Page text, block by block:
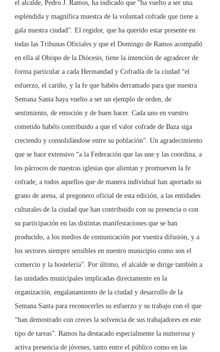
el alcalde, Pedro J. Ramos, ha indicado que “ha vuelto a ser una
espléndida y magnífica muestra de la voluntad cofrade que tiene a
gala nuestra ciudad”. El regidor, que ha querido estar presente en
todas las Tribunas Oficiales y que el Domingo de Ramos acompañó
en ella al Obispo de la Diócesis, tiene la intención de agradecer de
forma particular a cada Hermandad y Cofradía de la ciudad “el
esfuerzo, el cariño, y la fe que habéis derramado para que nuestra
Semana Santa haya vuelto a ser un ejemplo de orden, de
sentimiento, de emoción y de buen hacer. Cada uno en vuestro
cometido habéis contribuido a que el valor cofrade de Baza siga
creciendo y consolidándose entre su población”. Un agradecimiento
que se hace extensivo “a la Federación que las une y las coordina, a
los párrocos de nuestras iglesias que alientan y promueven la fe
cofrade, a todos aquellos que de manera individual han aportado su
grano de arena, al pregonero oficial de esta edición, a las entidades
culturales de la ciudad que han contribuido con su presencia o con
su participación en las distintas manifestaciones que se han
producido, a los medios de comunicación por vuestra difusión, y a
los sectores siempre sensibles en nuestro municipio como son el
comercio y la hostelería”. Por último, el alcalde se dirige también a
las unidades municipales implicadas directamente en la
organización, engalanamiento de la ciudad y desarrollo de la
Semana Santa para reconocerles su esfuerzo y su trabajo con el que
“han demostrado con creces la solvencia de sus trabajadores en este
tipo de tareas”. Ramos ha destacado especialmente la numerosa y
activa presencia de jóvenes, tanto entre el público como en las